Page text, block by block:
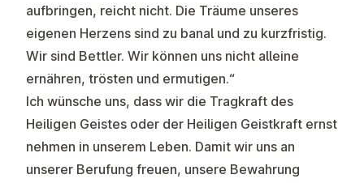
aufbringen, reicht nicht. Die Träume unseres
eigenen Herzens sind zu banal und zu kurzfristig.
Wir sind Bettler. Wir können uns nicht alleine
ernähren, trösten und ermutigen.“
Ich wünsche uns, dass wir die Tragkraft des
Heiligen Geistes oder der Heiligen Geistkraft ernst
nehmen in unserem Leben. Damit wir uns an
unserer Berufung freuen, unsere Bewahrung